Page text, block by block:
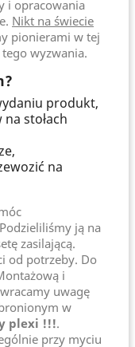
i opracowania
Nikt na świecie
pionierami w tej
wyzwania.
produkt,
stołach
na
ją na
zasilającą.
od potrzeby. Do
i
uwagę
w
plexi !!!.
przy myciu